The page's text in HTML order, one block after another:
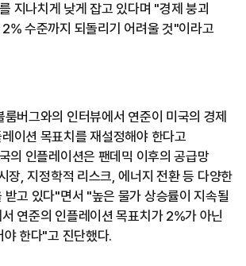
지나치게 낮게 잡고 있다며 "경제 붕괴
수준까지 되돌리기 어려울 것"이라고
버그와의 인터뷰에서 연준이 미국의 경제
이션 목표치를 재설정해야 한다고
의 인플레이션은 팬데믹 이후의 공급망
장, 지정학적 리스크, 에너지 전환 등 다양한
받고 있다"면서 "높은 물가 상승률이 지속될
연준의 인플레이션 목표치가 2%가 아닌
한다"고 진단했다.